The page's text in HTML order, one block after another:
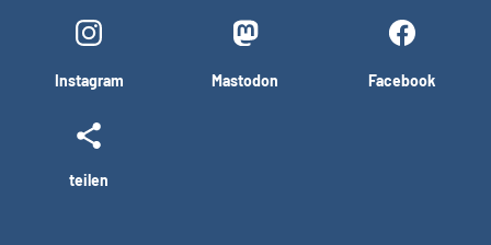
Instagram Mastodon Facebook
teilen